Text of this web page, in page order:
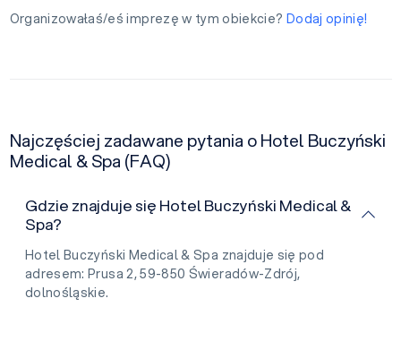
Organizowałaś/eś imprezę w tym obiekcie? Dodaj opinię!
Najczęściej zadawane pytania o Hotel Buczyński
Medical & Spa (FAQ)
Gdzie znajduje się Hotel Buczyński Medical &
Spa?
Hotel Buczyński Medical & Spa znajduje się pod
adresem: Prusa 2, 59-850 Świeradów-Zdrój,
dolnośląskie.